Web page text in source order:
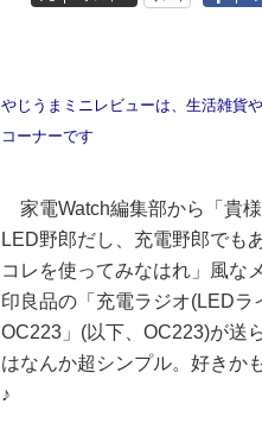
やじうまミニレビューは、生活雑貨
コーナーです
家電Watch編集部から「貴様
LED野郎だし、充電野郎でも
コレを使ってみなはれ」風な
印良品の「充電ラジオ(LEDラ
OC223」(以下、OC223)が送
はなんか超シンプル。好きか
♪